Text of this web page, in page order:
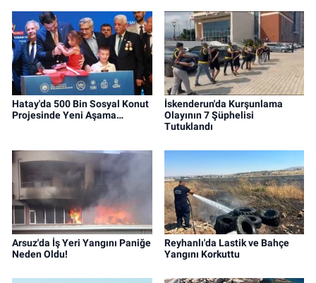
Hatay'da 500 Bin Sosyal Konut
Projesinde Yeni Aşama…
İskenderun'da Kurşunlama
Olayının 7 Şüphelisi
Tutuklandı
Arsuz'da İş Yeri Yangını Paniğe
Neden Oldu!
Reyhanlı'da Lastik ve Bahçe
Yangını Korkuttu